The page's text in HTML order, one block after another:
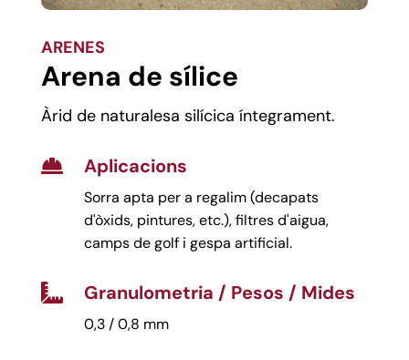
ARENES
Arena de sílice
Àrid de naturalesa silícica íntegrament.
 Aplicacions
Sorra apta per a regalim (decapats
d'òxids, pintures, etc.), filtres d'aigua,
camps de golf i gespa artificial.
 Granulometria / Pesos / Mides
0,3 / 0,8 mm